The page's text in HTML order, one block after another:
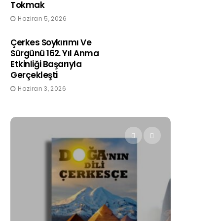
Tokmak
Haziran 5, 2026
Çerkes Soykırımı Ve
Sürgünü 162. Yıl Anma
Etkinliği Başarıyla
Gerçekleşti
Haziran 3, 2026